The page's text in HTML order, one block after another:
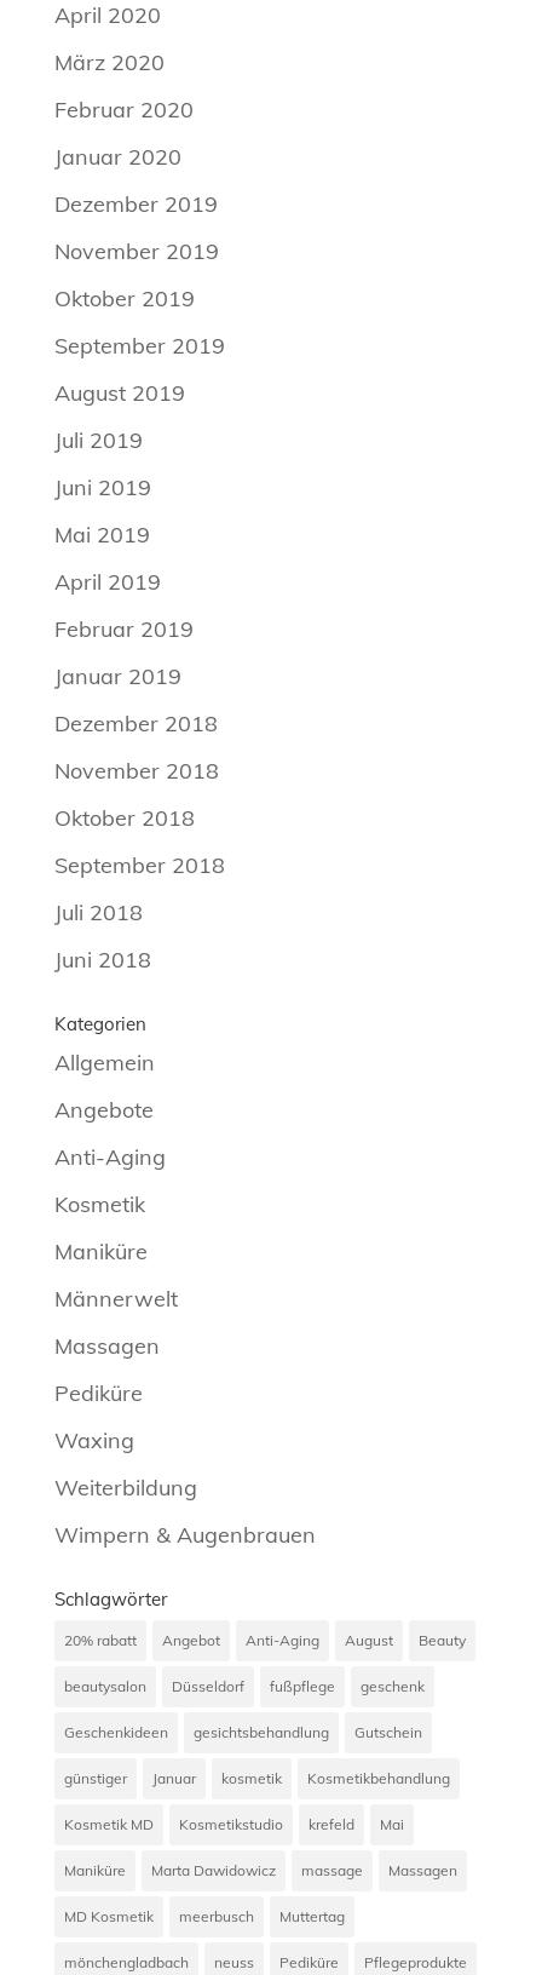
April 2020
März 2020
Februar 2020
Januar 2020
Dezember 2019
November 2019
Oktober 2019
September 2019
August 2019
Juli 2019
Juni 2019
Mai 2019
April 2019
Februar 2019
Januar 2019
Dezember 2018
November 2018
Oktober 2018
September 2018
Juli 2018
Juni 2018
Kategorien
Allgemein
Angebote
Anti-Aging
Kosmetik
Maniküre
Männerwelt
Massagen
Pediküre
Waxing
Weiterbildung
Wimpern & Augenbrauen
Schlagwörter
20% rabatt Angebot Anti-Aging August Beauty
beautysalon Düsseldorf fußpflege geschenk
Geschenkideen gesichtsbehandlung Gutschein
günstiger Januar kosmetik Kosmetikbehandlung
Kosmetik MD Kosmetikstudio krefeld Mai
Maniküre Marta Dawidowicz massage Massagen
MD Kosmetik meerbusch Muttertag
mönchengladbach neuss Pediküre Pflegeprodukte